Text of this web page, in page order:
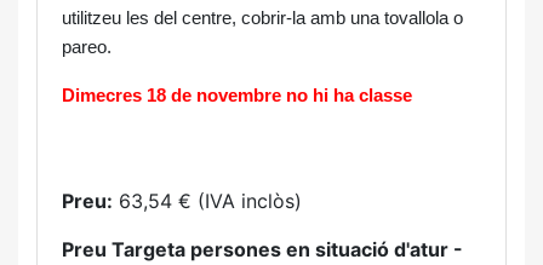
utilitzeu les del centre, cobrir-la amb una tovallola o
pareo.
Dimecres 18 de novembre no hi ha classe
Preu: 63,54 € (IVA inclòs)
Preu Targeta persones en situació d'atur -